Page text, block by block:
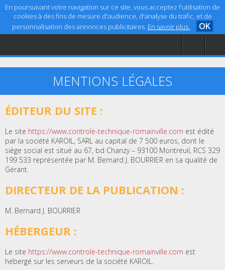
En poursuivant votre navigation sur ce site, vous acceptez l'utilisation de
cookies à des fins de mesure d'audience, d'analyse du trafic, et de
personnalisation des annonces publicitaires. En savoir plus. OK
Accueil
Aide
MENTIONS LÉGALES
ÉDITEUR DU SITE :
Le site https://www.controle-technique-romainville.com est édité
par la société KAROIL, SARL au capital de 7 500 euros, dont le
siège social est situé au 67, bd Chanzy – 93100 Montreuil, RCS 329
199 533 représentée par M. Bernard J. BOURRIER en sa qualité de
Gérant.
DIRECTEUR DE LA PUBLICATION :
M. Bernard J. BOURRIER
HÉBERGEUR :
Le site https://www.controle-technique-romainville.com est
hébergé sur les serveurs de la société KAROIL.